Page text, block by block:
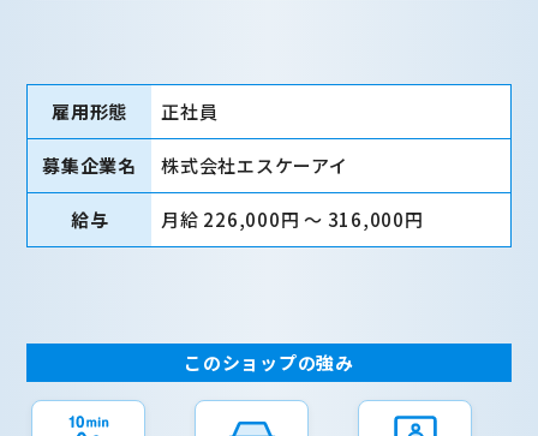
雇用形態 正社員
募集企業名 株式会社エスケーアイ
給与 月給 226,000円 〜 316,000円
このショップの強み